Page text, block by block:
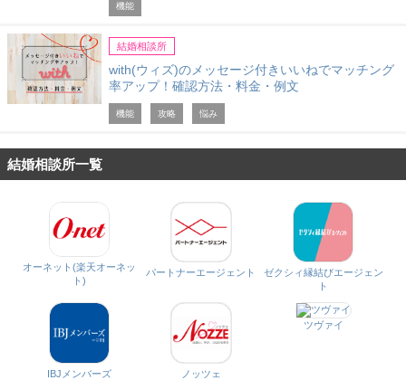
機能
結婚相談所
with(ウィズ)のメッセージ付きいいねでマッチング
率アップ！確認方法・料金・例文
機能 攻略 悩み
結婚相談所一覧
オーネット(楽天オーネッ
ト)
パートナーエージェント
ゼクシィ縁結びエージェン
ト
IBJメンバーズ ノッツェ
ツヴァイ